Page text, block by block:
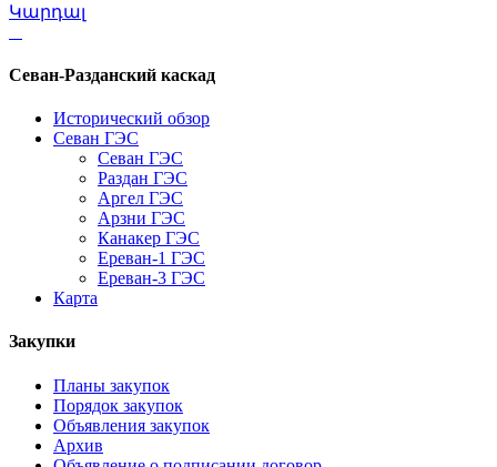
Կարդալ
Севан-Разданский каскад
Исторический обзор
Севан ГЭС
Севан ГЭС
Раздан ГЭС
Аргел ГЭС
Арзни ГЭС
Канакер ГЭС
Ереван-1 ГЭС
Ереван-3 ГЭС
Карта
Закупки
Планы закупок
Порядок закупок
Объявления закупок
Архив